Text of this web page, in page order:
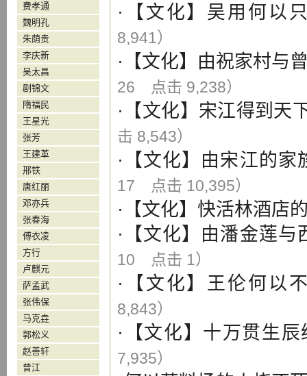
·【 文化 】 吴用何以
8,941）
·【文化】 由祝家村与
26 点击 9,238）
·【文化】 宋江得到天
击 8,543）
·【文化】 由宋江的家
17 点击 10,395）
·【文化】 快活林酒店
·【文化】 由潘金莲与
10 点击 1）
·【 文化 】 王伦何以
8,843）
·【文化 】 十万贯生
7,935）
费孝通
魏明孔
朱荫贵
李庆新
吴太昌
剧锦文
隋福民
王星光
张芳
王建革
邢铁
唐红丽
邓亦兵
张春海
傅衣凌
方行
卢麒元
萨孟武
张伟保
马克垚
郭松义
赵善轩
曾江